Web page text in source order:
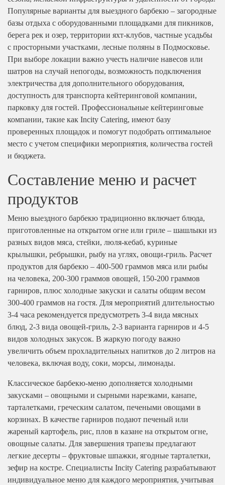
Королев
Люберцы
Мытищи
Подольск
Пушкино
Раменское
Химки
Щелково
Популярные варианты для выездного барбекю – загородные
базы отдыха с оборудованными площадками для пикников,
берега рек и озер, территории яхт-клубов, частные усадьбы
с просторными участками, лесные поляны в Подмосковье.
При выборе локации важно учесть наличие навесов или
шатров на случай непогоды, возможность подключения
электричества для дополнительного оборудования,
доступность для транспорта кейтеринговой компании,
парковку для гостей. Профессиональные кейтеринговые
компании, такие как Incity Catering, имеют базу
проверенных площадок и помогут подобрать оптимальное
место с учетом специфики мероприятия, количества гостей
и бюджета.
Составление меню и расчет
продуктов
Меню выездного барбекю традиционно включает блюда,
приготовленные на открытом огне или гриле – шашлыки из
разных видов мяса, стейки, люля-кебаб, куриные
крылышки, ребрышки, рыбу на углях, овощи-гриль. Расчет
продуктов для барбекю – 400-500 граммов мяса или рыбы
на человека, 200-300 граммов овощей, 150-200 граммов
гарниров, плюс холодные закуски и салаты общим весом
300-400 граммов на гостя. Для мероприятий длительностью
3-4 часа рекомендуется предусмотреть 3-4 вида мясных
блюд, 2-3 вида овощей-гриль, 2-3 варианта гарниров и 4-5
видов холодных закусок. В жаркую погоду важно
увеличить объем прохладительных напитков до 2 литров на
человека, включая воду, соки, морсы, лимонады.
Классическое барбекю-меню дополняется холодными
закусками – овощными и сырными нарезками, канапе,
тарталетками, греческим салатом, печеными овощами в
корзинах. В качестве гарниров подают печеный или
жареный картофель, рис, плов в казане на открытом огне,
овощные салаты. Для завершения трапезы предлагают
легкие десерты – фруктовые шпажки, ягодные тарталетки,
зефир на костре. Специалисты Incity Catering разрабатывают
индивидуальное меню для каждого мероприятия, учитывая